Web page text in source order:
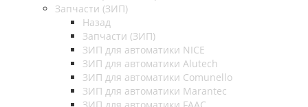
Запчасти (ЗИП)
Назад
Запчасти (ЗИП)
ЗИП для автоматики NICE
ЗИП для автоматики Alutech
ЗИП для автоматики Comunello
ЗИП для автоматики Marantec
ЗИП для автоматики FAAC